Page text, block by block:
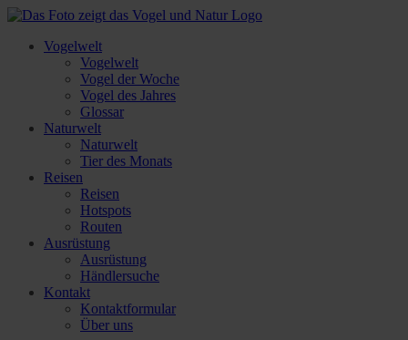
Vogelwelt
Vogelwelt
Vogel der Woche
Vogel des Jahres
Glossar
Naturwelt
Naturwelt
Tier des Monats
Reisen
Reisen
Hotspots
Routen
Ausrüstung
Ausrüstung
Händlersuche
Kontakt
Kontaktformular
Über uns